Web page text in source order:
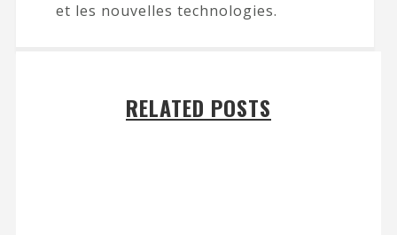
et les nouvelles technologies.
RELATED POSTS